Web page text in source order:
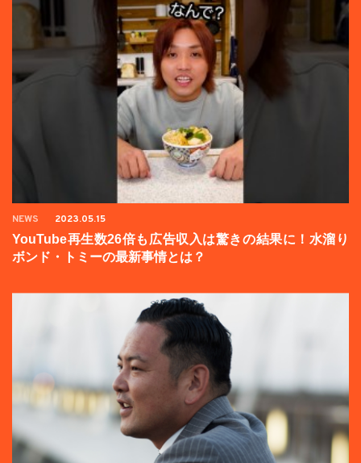
NEWS 2023.05.15
YouTube再生数26倍も広告収入は驚きの結果に！水溜り
ボンド・トミーの最新事情とは？